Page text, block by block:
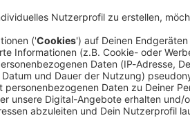
an. Wer bald verrei­sen möchte,
es kann trotz­dem sinn­voll sein, auf